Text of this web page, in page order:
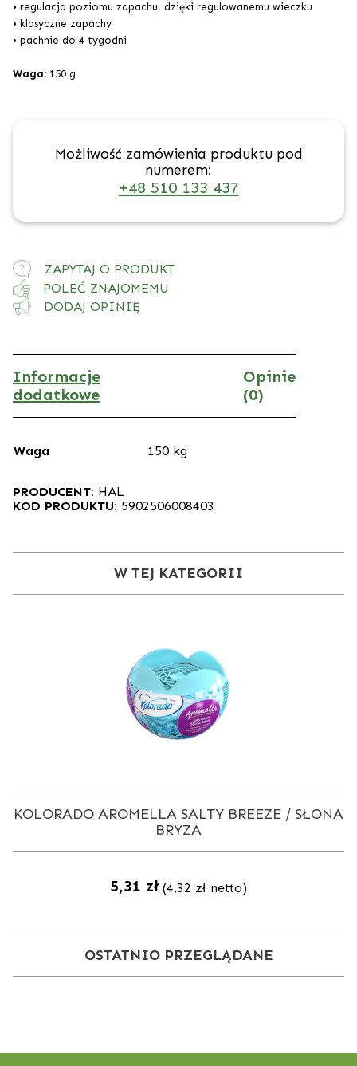
• regulacja poziomu zapachu, dzięki regulowanemu wieczku
• klasyczne zapachy
• pachnie do 4 tygodni
Waga: 150 g
Możliwość zamówienia produktu pod
numerem:
+48 510 133 437
ZAPYTAJ O PRODUKT
POLEĆ ZNAJOMEMU
DODAJ OPINIĘ
Informacje
dodatkowe
Opinie
(0)
Waga 150 kg
PRODUCENT: HAL
KOD PRODUKTU: 5902506008403
W TEJ KATEGORII
KOLORADO AROMELLA SALTY BREEZE / SŁONA
BRYZA
5,31 zł (4,32 zł netto)
OSTATNIO PRZEGLĄDANE